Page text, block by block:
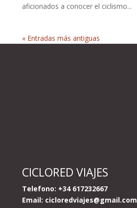
aficionados a conocer el ciclismo...
« Entradas más antiguas
CICLORED VIAJES
Telefono: +34 617232667
Email: cicloredviajes@gmail.com